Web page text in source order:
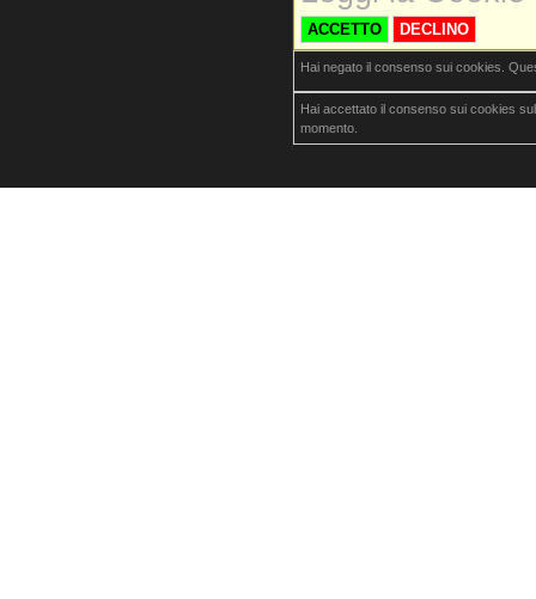
ACCETTO DECLINO
Hai negato il consenso sui cookies.
Hai accettato il consenso sui cookies
momento.